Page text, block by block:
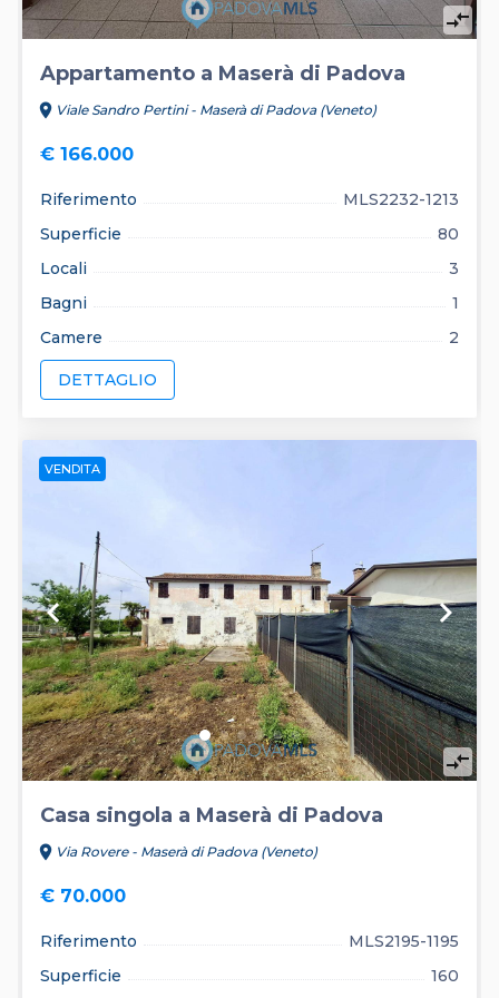
compare_arrows
Appartamento a Maserà di Padova
location_on Viale Sandro Pertini - Maserà di Padova (Veneto)
€ 166.000
Riferimento
MLS2232-1213
Superficie
80
Locali
3
Bagni
1
Camere
2
DETTAGLIO
VENDITA
keyboard_arrow_left keyboard_arrow_right
compare_arrows
Casa singola a Maserà di Padova
location_on Via Rovere - Maserà di Padova (Veneto)
€ 70.000
Riferimento
MLS2195-1195
Superficie
160